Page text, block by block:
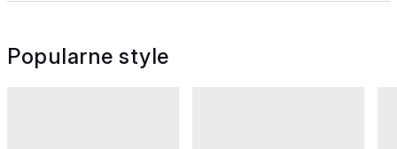
Popularne style